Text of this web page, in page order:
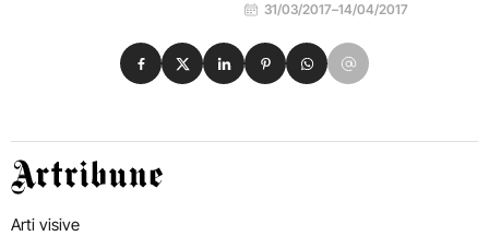
31/03/2017–14/04/2017
Condividi su Facebook
Condividi su X
Condividi su LinkedIn
Condividi su Pinterest
Condividi su WhatsApp
Condividi su Email
Artribune
Arti visive